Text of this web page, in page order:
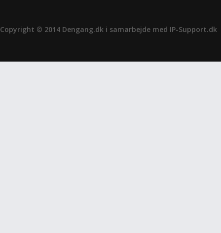
Copyright © 2014 Dengang.dk i samarbejde med IP-Support.dk